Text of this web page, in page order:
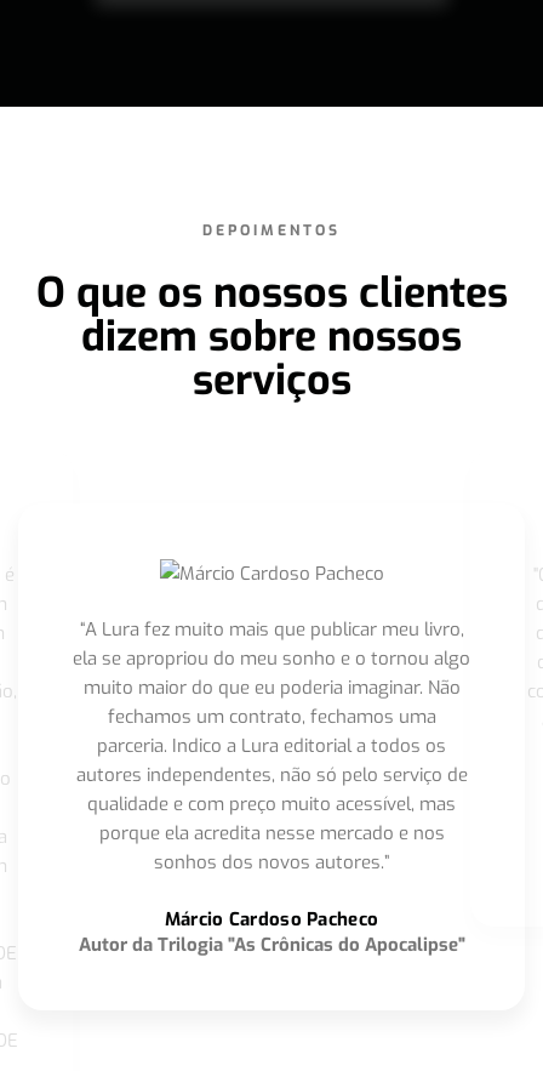
DEPOIMENTOS
O que os nossos clientes
dizem sobre nossos
serviços
“A Lura fez muito mais que publicar meu livro,
ela se apropriou do meu sonho e o tornou algo
muito maior do que eu poderia imaginar. Não
fechamos um contrato, fechamos uma
parceria. Indico a Lura editorial a todos os
autores independentes, não só pelo serviço de
qualidade e com preço muito acessível, mas
porque ela acredita nesse mercado e nos
sonhos dos novos autores.”
Márcio Cardoso Pacheco
Autor da Trilogia "As Crônicas do Apocalipse"